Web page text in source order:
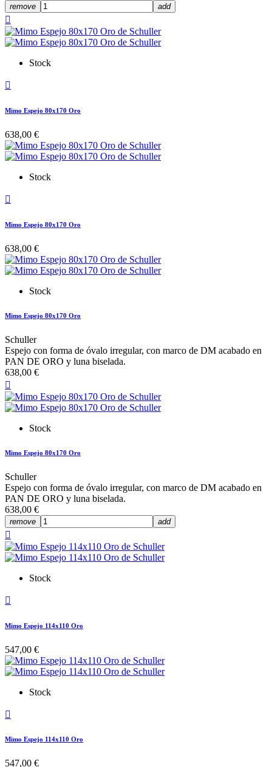
remove add

Stock

Mimo Espejo 80x170 Oro
638,00 €
Stock

Mimo Espejo 80x170 Oro
638,00 €
Stock
Mimo Espejo 80x170 Oro
Schuller
Espejo con forma de óvalo irregular, con marco de DM acabado en
PAN DE ORO y luna biselada.
638,00 €

Stock
Mimo Espejo 80x170 Oro
Schuller
Espejo con forma de óvalo irregular, con marco de DM acabado en
PAN DE ORO y luna biselada.
638,00 €
remove add

Stock

Mimo Espejo 114x110 Oro
547,00 €
Stock

Mimo Espejo 114x110 Oro
547,00 €